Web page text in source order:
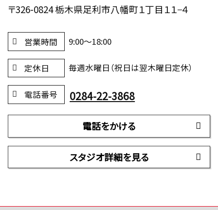
〒326-0824 栃木県足利市八幡町１丁目１１−４
営業時間 9:00～18:00
定休日 毎週水曜日（祝日は翌木曜日定休）
電話番号 0284-22-3868
電話をかける
スタジオ詳細を見る